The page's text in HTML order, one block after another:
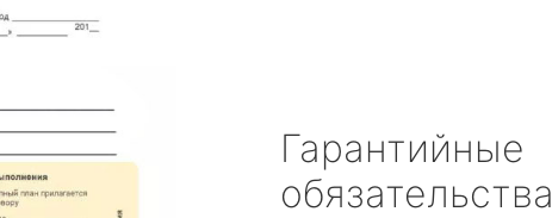
Гарантийные
обязательства